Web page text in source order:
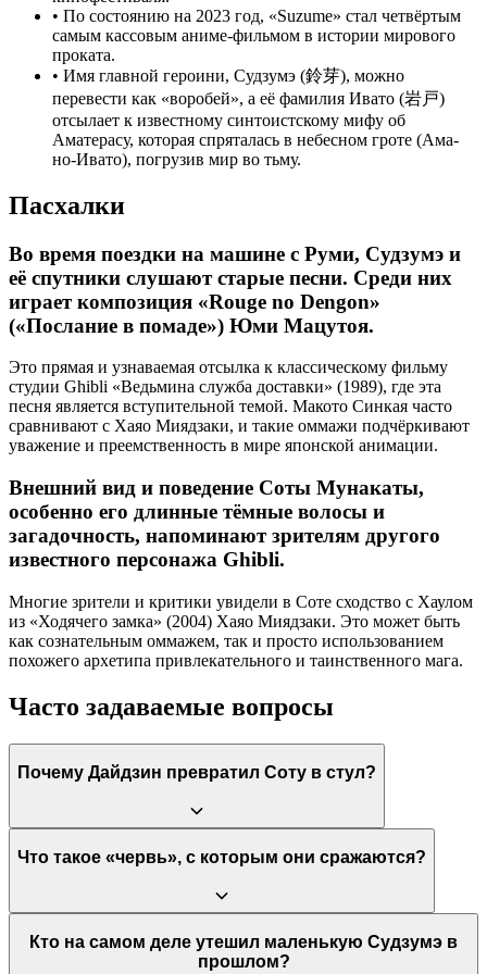
• По состоянию на 2023 год, «Suzume» стал четвёртым
самым кассовым аниме-фильмом в истории мирового
проката.
• Имя главной героини, Судзумэ (鈴芽), можно
перевести как «воробей», а её фамилия Ивато (岩戸)
отсылает к известному синтоистскому мифу об
Аматерасу, которая спряталась в небесном гроте (Ама-
но-Ивато), погрузив мир во тьму.
Пасхалки
Во время поездки на машине с Руми, Судзумэ и
её спутники слушают старые песни. Среди них
играет композиция «Rouge no Dengon»
(«Послание в помаде») Юми Мацутоя.
Это прямая и узнаваемая отсылка к классическому фильму
студии Ghibli «Ведьмина служба доставки» (1989), где эта
песня является вступительной темой. Макото Синкая часто
сравнивают с Хаяо Миядзаки, и такие оммажи подчёркивают
уважение и преемственность в мире японской анимации.
Внешний вид и поведение Соты Мунакаты,
особенно его длинные тёмные волосы и
загадочность, напоминают зрителям другого
известного персонажа Ghibli.
Многие зрители и критики увидели в Соте сходство с Хаулом
из «Ходячего замка» (2004) Хаяо Миядзаки. Это может быть
как сознательным оммажем, так и просто использованием
похожего архетипа привлекательного и таинственного мага.
Часто задаваемые вопросы
Почему Дайдзин превратил Соту в стул?
Дайдзин, будучи «камнем-ключарём», устал от своей роли.
котом. Он переложил свою божественную обязанность на
ближайшего подходящего кандидата — Соту, чтобы самому
обрести свободу. Это был не столько злонамеренный, сколько
эгоистичный и детский поступок.
Что такое «червь», с которым они сражаются?
«Червь» — это визуальное воплощение разрушительной
сейсмической энергии, которая вызывает землетрясения. В
Кто на самом деле утешил маленькую Судзумэ в
прошлом?